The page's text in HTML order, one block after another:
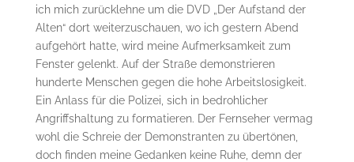
ich mich zurücklehne um die DVD „Der Aufstand der
Alten“ dort weiterzuschauen, wo ich gestern Abend
aufgehört hatte, wird meine Aufmerksamkeit zum
Fenster gelenkt. Auf der Straße demonstrieren
hunderte Menschen gegen die hohe Arbeitslosigkeit.
Ein Anlass für die Polizei, sich in bedrohlicher
Angriffshaltung zu formatieren. Der Fernseher vermag
wohl die Schreie der Demonstranten zu übertönen,
doch finden meine Gedanken keine Ruhe, demn der